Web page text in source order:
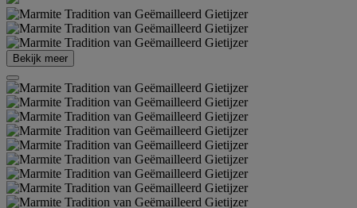
Bekijk meer